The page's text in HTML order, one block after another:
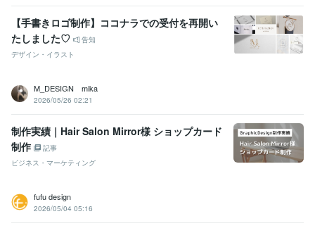
【手書きロゴ制作】ココナラでの受付を再開い
たしました♡
告知
デザイン・イラスト
M_DESIGN mika
2026/05/26 02:21
制作実績｜Hair Salon Mirror様 ショップカード
制作
記事
ビジネス・マーケティング
fufu design
2026/05/04 05:16